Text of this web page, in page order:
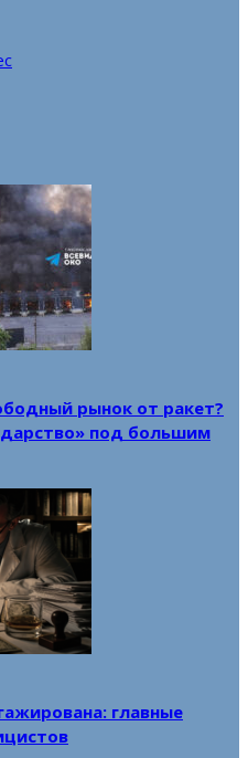
рынок от ракет?
под большим
главные